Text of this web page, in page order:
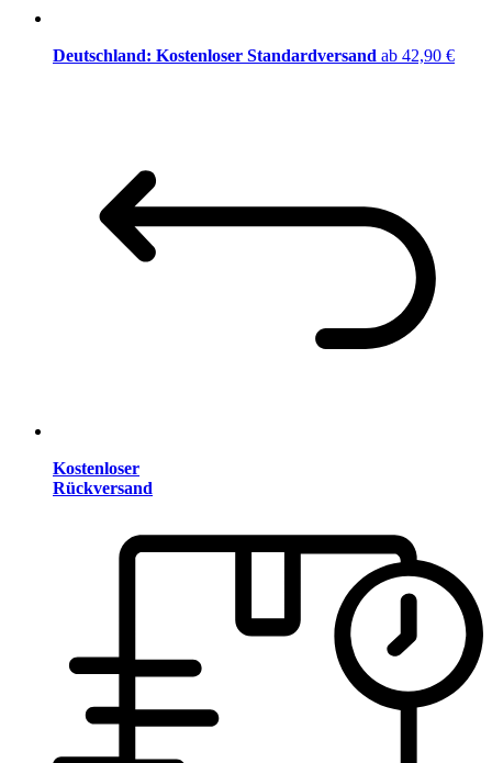
Deutschland: Kostenloser Standardversand ab 42,90 €
Kostenloser
Rückversand